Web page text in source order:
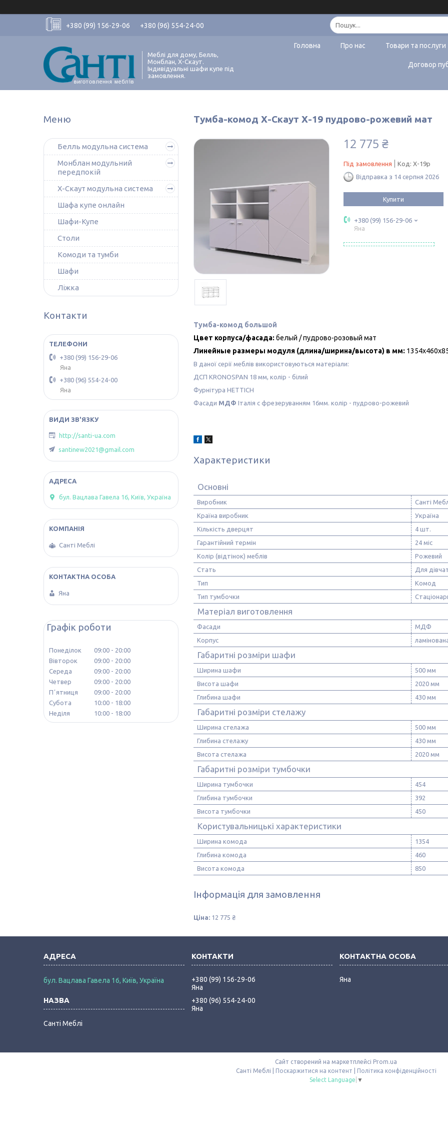
+380 (99) 156-29-06 +380 (96) 554-24-00
Меблі для дому, Белль,
Монблан, Х-Скаут.
Індивідуальні шафи купе під
замовлення.
Головна Про нас Товари та послуги
Договор
Тумба-комод Х-Скаут Х-19 пудрово-рожевий мат
12 775 ₴
Під замовлення Код: Х-19р
Відправка з 14 серпня 2026
Купити
+380 (99) 156-29-06
Яна
Тумба-комод большой
Цвет корпуса/фасада: белый / пудрово-розовый мат
Линейные размеры модуля (длина/ширина/высота) в мм:
В даної серії меблів використовуються матеріали:
ДСП KRONOSPAN 18 мм, колір - білий
Фурнітура HETTICH
Фасади МДФ Італія c фрезеруванням 16мм. колір - пудрово-рожевий
Характеристики
Основні
Виробник
Санті
Країна виробник
Україна
Кількість дверцят
4 шт.
Гарантійний термін
24 міс
Колір (відтінок) меблів
Рожевий
Стать
Для
Тип
Комод
Тип тумбочки
Матеріал виготовлення
Фасади
МДФ
Корпус
Габаритні розміри шафи
Ширина шафи
500 мм
Висота шафи
2020 мм
Глибина шафи
430 мм
Габаритні розміри стелажу
Ширина стелажа
500 мм
Глибина стелажу
430 мм
Висота стелажа
2020 мм
Габаритні розміри тумбочки
Ширина тумбочки
454
Глибина тумбочки
392
Висота тумбочки
450
Користувальницькі характеристики
Ширина комода
1354
Глибина комода
460
Висота комода
850
Інформація для замовлення
Ціна: 12 775 ₴
Белль модульна система
Монблан модульний
передпокій
Х-Скаут модульна система
Шафа купе онлайн
Шафи-Купе
Столи
Комоди та тумби
Шафи
Ліжка
Контакти
+380 (99) 156-29-06
Яна
+380 (96) 554-24-00
Яна
http://santi-ua.com
santinew2021@gmail.com
бул. Вацлава Гавела 16, Київ, Україна
Санті Меблі
Яна
Графік роботи
Понеділок 09:00
20:00
Вівторок
09:00
20:00
Середа
09:00
20:00
Четвер
09:00
20:00
Пʼятниця
09:00
20:00
Субота
10:00
18:00
Неділя
10:00 18:00
бул. Вацлава Гавела 16, Київ, Україна
Санті Меблі
+380 (99) 156-29-06
Яна
+380 (96) 554-24-00
Яна
Яна
Сайт створений на маркетплейсі Prom.ua
Поскаржитися на контент
Політика конфіденційності
Select Language ▼